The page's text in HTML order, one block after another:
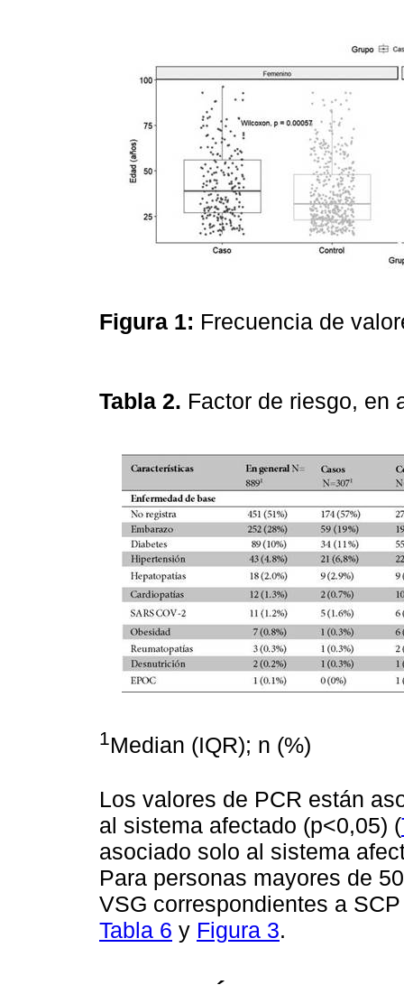
Figura 1: Frecuencia de
Tabla 2. Factor de riesgo, en
1 Median (IQR); n (%)
Los valores de PCR están
al sistema afectado (p<0,05) (
asociado solo al sistema
Para personas mayores de
VSG correspondientes a
Tabla 6 y Figura 3.